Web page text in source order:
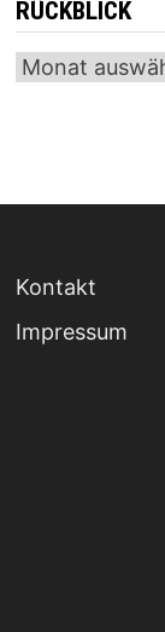
RÜCKBLICK
Archiv
Kontakt
Impressum